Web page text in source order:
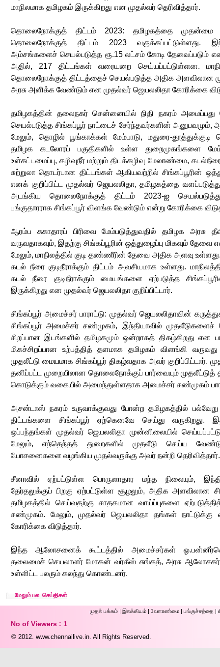
மாநிலமாக தமிழகம் இருக்கிறது என முதல்வர் தெரிவித்தார்.
தொலைநோக்குத் திட்டம் 2023: தமிழகத்தை முதன்மை
தொலைநோக்குத் திட்டம் 2023 வகுக்கப்பட்டுள்ளது.
அம்சங்களைச் செயல்படுத்த ரூ.15 லட்சம் கோடி தேவைப்படும் என
அதில், 217 திட்டங்கள் வரையறை செய்யப்பட்டுள்ளன.
தொலைநோக்குத் திட்டத்தைச் செயல்படுத்த அதிக அளவிலான
அரசு அளிக்க வேண்டும் என முதல்வர் ஜெயலலிதா கோரிக்கை
தமிழகத்தின் தலைநகர் சென்னையில் நிதி நகரம்
செயல்படுத்த சிங்கப்பூர் நாட்டைச் சேர்ந்தவர்களின் அனுபவமும்,
மேலும், தொழில் பூங்காக்கள் மேம்பாடு, மதுரை-
தமிழக கடலோரப் பகுதிகளில் உள்ள துறைமுகங்களை
உள்கட்டமைப்பு, கழிவுநீர் மற்றும் திடக்கழிவு மேலாண்மை,
சுற்றுலா தொடர்பான திட்டங்கள் ஆகியவற்றில் சிங்கப்பூரின்
எனக் குறிப்பிட்ட முதல்வர் ஜெயலலிதா, தமிழகத்தை
அடங்கிய தொலைநோக்குத் திட்டம் 2023-ஐ
பங்குதாரராக சிங்கப்பூர் விளங்க வேண்டும் என்று கோரிக்கை
ஆரம்ப சுகாதாரப் பிரிவை மேம்படுத்துவதில் தமிழக அரசு
வருவதாகவும், இதற்கு சிங்கப்பூரின் ஒத்துழைப்பு மிகவும் தேவை
மேலும், மாநிலத்தில் குடி தண்ணீரின் தேவை அதிக அளவு
கடல் நீரை குடிநீராக்கும் திட்டம் அவசியமாக உள்ளது.
கடல் நீரை குடிநீராக்கும் மையங்களை ஏற்படுத்த
இருக்கிறது என முதல்வர் ஜெயலலிதா குறிப்பிட்டார்.
சிங்கப்பூர் அமைச்சர் பாராட்டு: முதல்வர் ஜெயலலிதாவின்
சிங்கப்பூர் அமைச்சர் சண்முகம், இந்தியாவில்
சிறப்பான இடங்களில் தமிழகமும் ஒன்றாகத் திகழ்கிறது என
மிகச்சிறப்பான உற்பத்தித் தளமாக தமிழகம் விளங்கி
முதலீட்டு மையமாக சிங்கப்பூர் திகழ்வதாக அவர் குறிப்பிட்டார்.
தனிப்பட்ட முறையிலான தொலைநோக்குப் பார்வையும்
கொடுக்கும் வகையில் அமைந்துள்ளதாக அமைச்சர் சண்முகம்
அசன்டாஸ் நகரம் உருவாக்குவது போன்ற தமிழகத்தில் பல்வேறு
திட்டங்களை சிங்கப்பூர் ஏற்கெனவே செய்து வருகிறது.
ஒப்பந்தங்கள் முதல்வர் ஜெயலலிதா முன்னிலையில்
மேலும், எந்தெந்தத் துறைகளில் முதலீடு செய்ய
யோசனைகளை வழங்கிய முதல்வருக்கு அவர் நன்றி தெரிவித்தார்.
சீனாவில் ஏற்பட்டுள்ள பொருளாதார மந்த நிலையும்,
தேர்தலுக்குப் பிறகு ஏற்பட்டுள்ள சூழலும், அதிக அளவிலான
தமிழகத்தில் செய்வதற்கு சாதகமான வாய்ப்புகளை
சண்முகம். மேலும், முதல்வர் ஜெயலலிதா தங்கள்
கோரிக்கை விடுத்தார்.
இந்த ஆலோசனைக் கூட்டத்தில் அமைச்சர்கள்
தலைமைச் செயலாளர் மோகன் வர்கீஸ் சுங்கத், அரசு
உள்ளிட்ட பலரும் கலந்து கொண்டனர்.
மேலும் பல செய்திகள்
முதல் ப‌க்க‌ம் | இலக்கியம் | வேளாண்மை | பங்குச்சந்தை |
No of Viewers : 1
© 2012. www.chennailive.in. All Rights Reserved.